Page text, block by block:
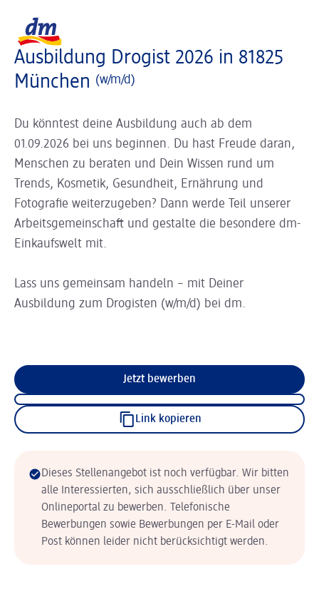
Ausbildung Drogist 2026 in 81825
München (w/m/d)
Du könntest deine Ausbildung auch ab dem
01.09.2026 bei uns beginnen. Du hast Freude daran,
Menschen zu beraten und Dein Wissen rund um
Trends, Kosmetik, Gesundheit, Ernährung und
Fotografie weiterzugeben? Dann werde Teil unserer
Arbeitsgemeinschaft und gestalte die besondere dm-
Einkaufswelt mit.
Lass uns gemeinsam handeln – mit Deiner
Ausbildung zum Drogisten (w/m/d) bei dm.
Jetzt bewerben
Link kopieren
Dieses Stellenangebot ist noch verfügbar. Wir bitten
alle Interessierten, sich ausschließlich über unser
Onlineportal zu bewerben. Telefonische
Bewerbungen sowie Bewerbungen per E-Mail oder
Post können leider nicht berücksichtigt werden.